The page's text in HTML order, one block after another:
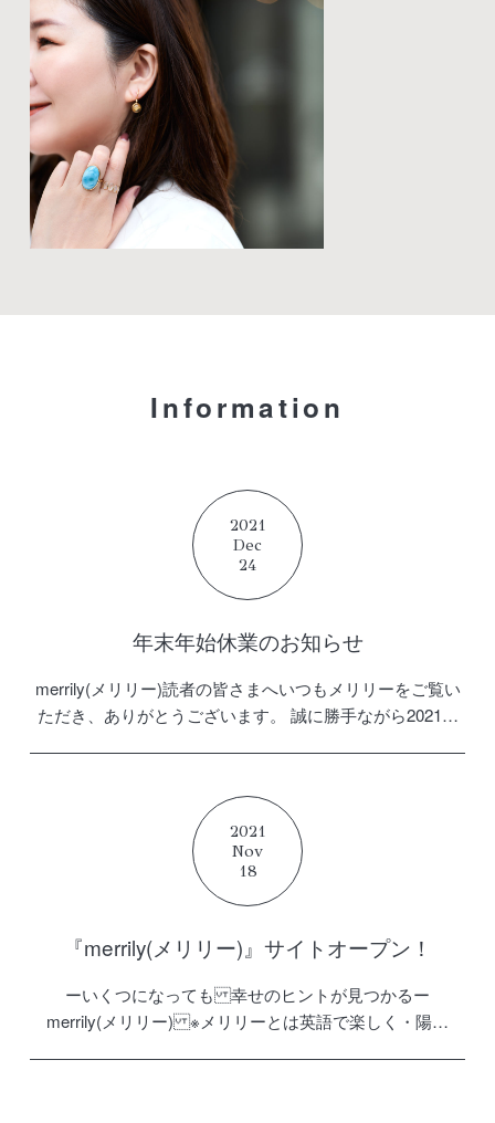
Information
2021
Dec
24
年末年始休業のお知らせ
merrily(メリリー)読者の皆さまへいつもメリリーをご覧い
ただき、ありがとうございます。 誠に勝手ながら2021年
2021
Nov
18
『merrily(メリリー)』サイトオープン！
ーいくつになっても 幸せのヒントが見つかるー
merrily(メリリー) ※メリリーとは英語で楽しく・陽気